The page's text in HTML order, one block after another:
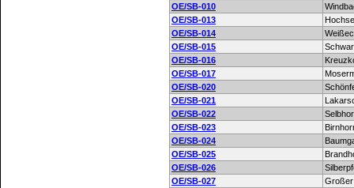
OE/SB-010
OE/SB-013
OE/SB-014
OE/SB-015
OE/SB-016
OE/SB-017
OE/SB-020
OE/SB-021
OE/SB-022
OE/SB-023
OE/SB-024
OE/SB-025
OE/SB-026
OE/SB-027